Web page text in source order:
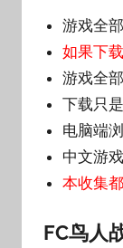
游戏全
如果下
游戏全
下载只
电脑端
中文游
本收集
FC鸟人